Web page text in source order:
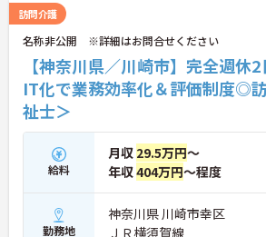
定期的な面談で不安を解消できるフォロー体
り、介護福祉士としてサ責や管理者への着実
リアアップを目指す有資格者の方に推奨でき
です。
★おすすめPOINT★
【夜勤なし・曜日固定の休日で、身体への負
えた働き方が実現できます】
しないため、生活リズムを整えながら健康的
続けることができます
により、先々の予定が立てやすくプライベー
間をしっかりと確保できる環境です
訪問介護
名称非公開 ※詳細はお問合せください
【神奈川県／川崎市】完全週休
IT化で業務効率化＆評価制度◎
祉士＞
給料
月収 29.5万円～
年収404万円～程度
勤務地
神奈川県 川崎市幸区
ＪＲ横須賀線